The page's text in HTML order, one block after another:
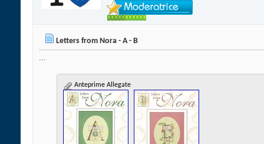
Letters from Nora - A - B
...
Anteprime Allegate